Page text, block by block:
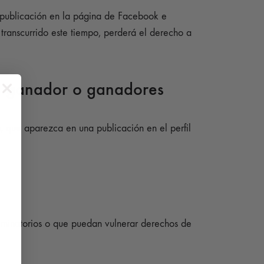
en la página de Facebook e
este tiempo, perderá el derecho a
o ganadores
aparezca en una publicación en el perfil
o que puedan vulnerar derechos de